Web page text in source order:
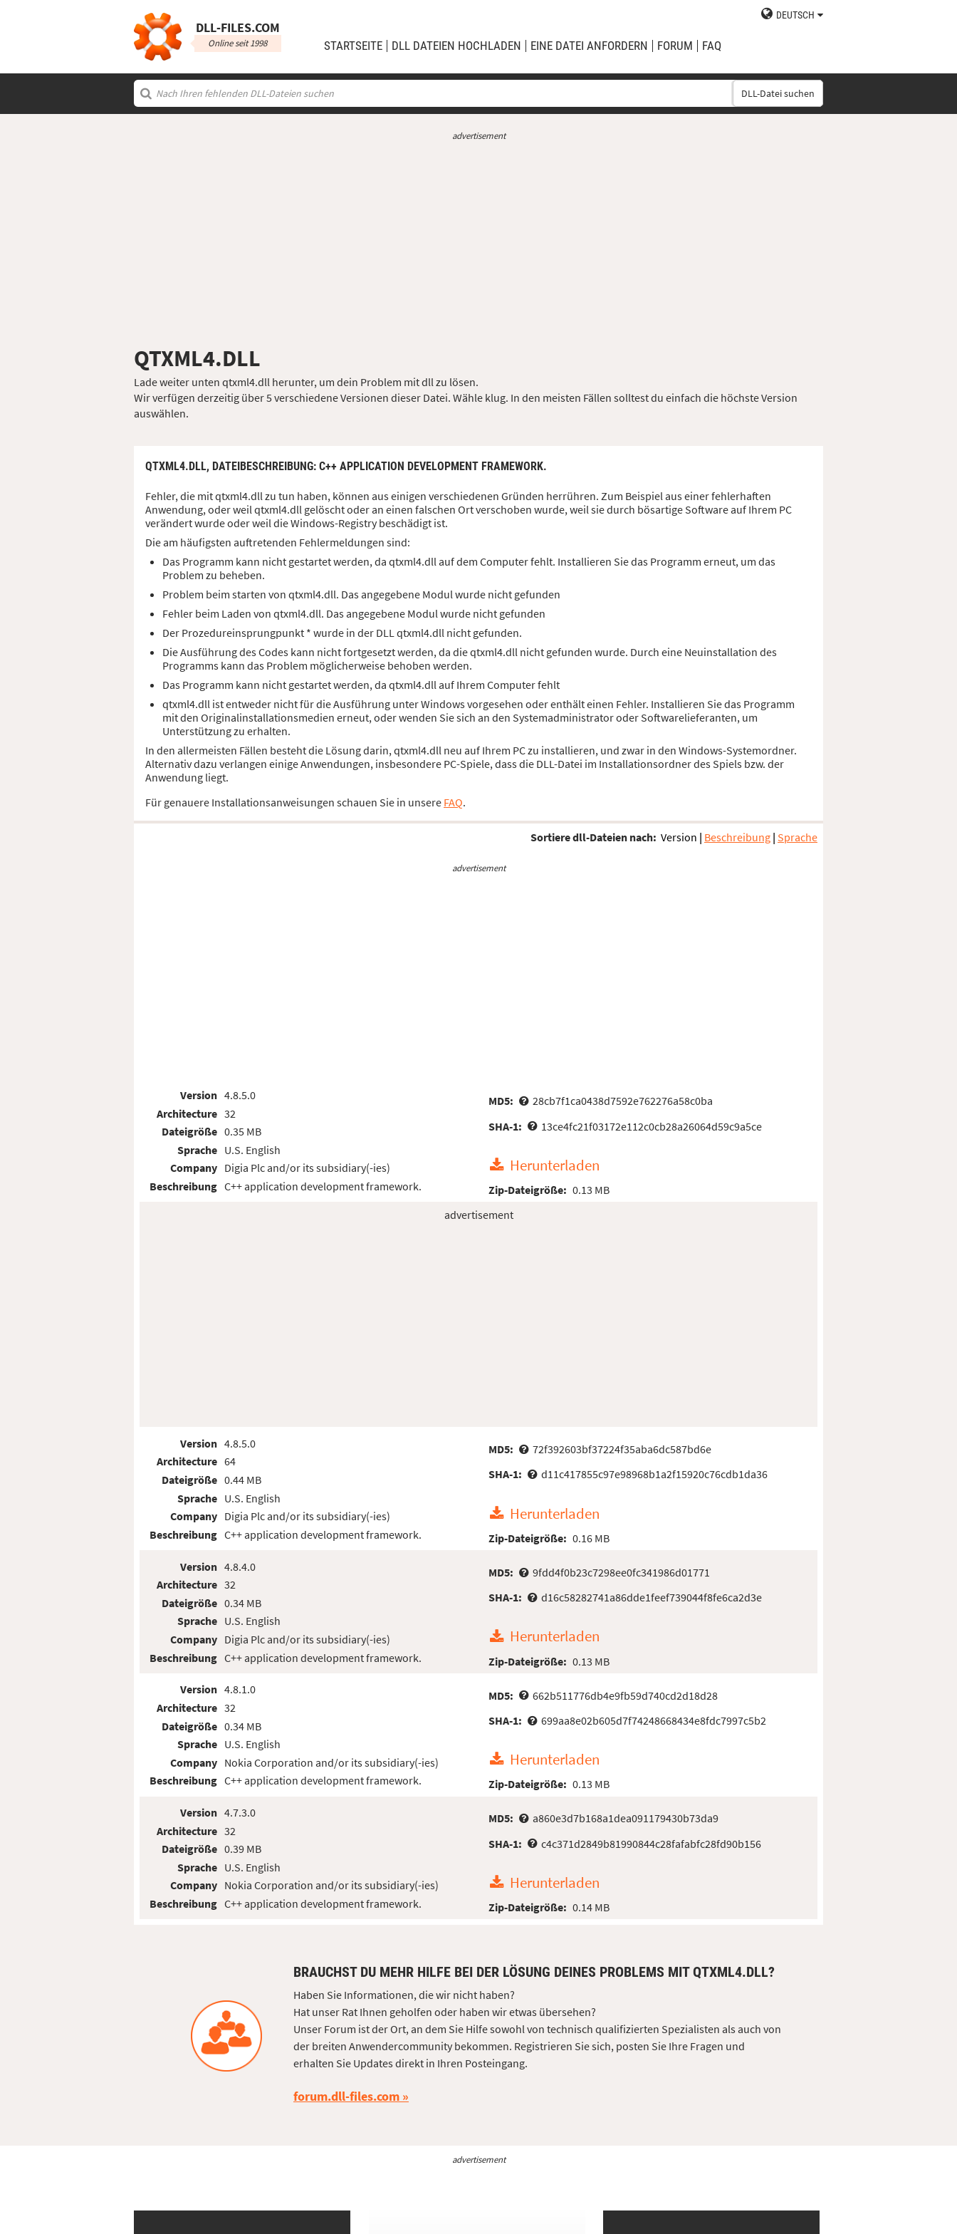
DLL‑FILES.COM
Online seit 1998
DEUTSCH
STARTSEITE DLL DATEIEN HOCHLADEN EINE DATEI ANFORDERN FORUM FAQ
DLL-Datei suchen
advertisement
QTXML4.DLL
Lade weiter unten qtxml4.dll herunter, um dein Problem mit dll zu lösen.
Wir verfügen derzeitig über 5 verschiedene Versionen dieser Datei. Wähle klug. In den meisten Fällen solltest du einfach die höchste Version
auswählen.
QTXML4.DLL, DATEIBESCHREIBUNG: C++ APPLICATION DEVELOPMENT FRAMEWORK.
Fehler, die mit qtxml4.dll zu tun haben, können aus einigen verschiedenen Gründen herrühren. Zum Beispiel aus einer fehlerhaften
Anwendung, oder weil qtxml4.dll gelöscht oder an einen falschen Ort verschoben wurde, weil sie durch bösartige Software auf Ihrem PC
verändert wurde oder weil die Windows-Registry beschädigt ist.
Die am häufigsten auftretenden Fehlermeldungen sind:
Das Programm kann nicht gestartet werden, da qtxml4.dll auf dem Computer fehlt. Installieren Sie das Programm erneut, um das
Problem zu beheben.
Problem beim starten von qtxml4.dll. Das angegebene Modul wurde nicht gefunden
Fehler beim Laden von qtxml4.dll. Das angegebene Modul wurde nicht gefunden
Der Prozedureinsprungpunkt * wurde in der DLL qtxml4.dll nicht gefunden.
Die Ausführung des Codes kann nicht fortgesetzt werden, da die qtxml4.dll nicht gefunden wurde. Durch eine Neuinstallation des
Programms kann das Problem möglicherweise behoben werden.
Das Programm kann nicht gestartet werden, da qtxml4.dll auf Ihrem Computer fehlt
qtxml4.dll ist entweder nicht für die Ausführung unter Windows vorgesehen oder enthält einen Fehler. Installieren Sie das Programm
mit den Originalinstallationsmedien erneut, oder wenden Sie sich an den Systemadministrator oder Softwarelieferanten, um
Unterstützung zu erhalten.
In den allermeisten Fällen besteht die Lösung darin, qtxml4.dll neu auf Ihrem PC zu installieren, und zwar in den Windows-Systemordner.
Alternativ dazu verlangen einige Anwendungen, insbesondere PC-Spiele, dass die DLL-Datei im Installationsordner des Spiels bzw. der
Anwendung liegt.
Für genauere Installationsanweisungen schauen Sie in unsere FAQ.
Sortiere dll-Dateien nach: Version | Beschreibung | Sprache
advertisement
Version
Architecture
Dateigröße
Sprache
Company
Beschreibung
4.8.5.0
32
0.35 MB
U.S. English
Digia Plc and/or its subsidiary(-ies)
C++ application development framework.
MD5:
28cb7f1ca0438d7592e762276a58c0ba
SHA-1:
13ce4fc21f03172e112c0cb28a26064d59c9a5ce
Herunterladen
Zip-Dateigröße: 0.13 MB
advertisement
Version
Architecture
Dateigröße
Sprache
Company
Beschreibung
4.8.5.0
64
0.44 MB
U.S. English
Digia Plc and/or its subsidiary(-ies)
C++ application development framework.
MD5:
72f392603bf37224f35aba6dc587bd6e
SHA-1:
d11c417855c97e98968b1a2f15920c76cdb1da36
Herunterladen
Zip-Dateigröße: 0.16 MB
Version
Architecture
Dateigröße
Sprache
Company
Beschreibung
4.8.4.0
32
0.34 MB
U.S. English
Digia Plc and/or its subsidiary(-ies)
C++ application development framework.
MD5:
9fdd4f0b23c7298ee0fc341986d01771
SHA-1:
d16c58282741a86dde1feef739044f8fe6ca2d3e
Herunterladen
Zip-Dateigröße: 0.13 MB
Version
Architecture
Dateigröße
Sprache
Company
Beschreibung
4.8.1.0
32
0.34 MB
U.S. English
Nokia Corporation and/or its subsidiary(-ies)
C++ application development framework.
MD5:
662b511776db4e9fb59d740cd2d18d28
SHA-1:
699aa8e02b605d7f74248668434e8fdc7997c5b2
Herunterladen
Zip-Dateigröße: 0.13 MB
Version
Architecture
Dateigröße
Sprache
Company
Beschreibung
4.7.3.0
32
0.39 MB
U.S. English
Nokia Corporation and/or its subsidiary(-ies)
C++ application development framework.
MD5:
a860e3d7b168a1dea091179430b73da9
SHA-1:
c4c371d2849b81990844c28fafabfc28fd90b156
Herunterladen
Zip-Dateigröße: 0.14 MB
BRAUCHST DU MEHR HILFE BEI DER LÖSUNG DEINES PROBLEMS MIT QTXML4.DLL?
Haben Sie Informationen, die wir nicht haben?
Hat unser Rat Ihnen geholfen oder haben wir etwas übersehen?
Unser Forum ist der Ort, an dem Sie Hilfe sowohl von technisch qualifizierten Spezialisten als auch von
der breiten Anwendercommunity bekommen. Registrieren Sie sich, posten Sie Ihre Fragen und
erhalten Sie Updates direkt in Ihren Posteingang.
forum.dll-files.com
advertisement